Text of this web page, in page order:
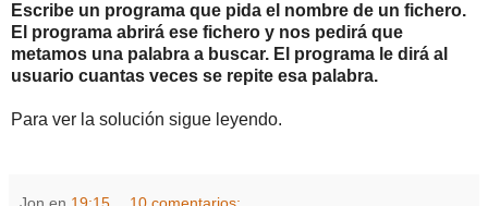
Escribe un programa que pida el nombre de un fichero.
El programa abrirá ese fichero y nos pedirá que
metamos una palabra a buscar. El programa le dirá al
usuario cuantas veces se repite esa palabra.
Para ver la solución sigue leyendo.